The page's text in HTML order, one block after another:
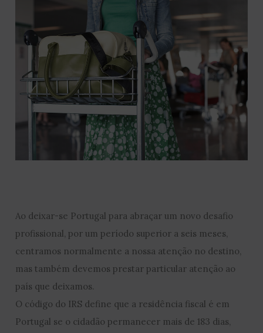
Ao deixar-se Portugal para abraçar um novo desafio
profissional, por um período superior a seis meses,
centramos normalmente a nossa atenção no destino,
mas também devemos prestar particular atenção ao
país que deixamos.
O código do IRS define que a residência fiscal é em
Portugal se o cidadão permanecer mais de 183 dias,